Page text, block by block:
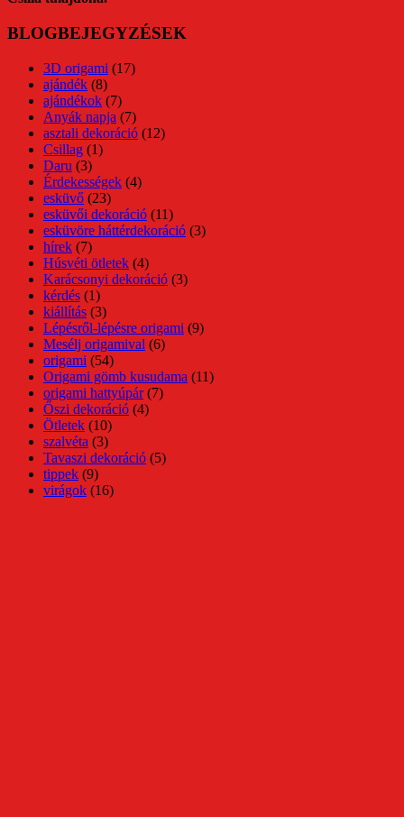
BLOGBEJEGYZÉSEK
3D origami (17)
ajándék (8)
ajándékok (7)
Anyák napja (7)
asztali dekoráció (12)
Csillag (1)
Daru (3)
Érdekességek (4)
esküvő (23)
esküvői dekoráció (11)
esküvöre háttérdekoráció (3)
hírek (7)
Húsvéti ötletek (4)
Karácsonyi dekoráció (3)
kérdés (1)
kiállítás (3)
Lépésről-lépésre origami (9)
Mesélj origamival (6)
origami (54)
Origami gömb kusudama (11)
origami hattyúpár(7)
Őszi dekoráció (4)
Ötletek (10)
szalvéta (3)
Tavaszi dekoráció (5)
tippek (9)
virágok (16)